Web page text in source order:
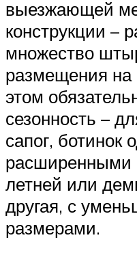
выезжающей
конструкции –
множество
размещения на
этом
сезонность –
сапог, ботинок
расширенными
летней или
другая, с
размерами.